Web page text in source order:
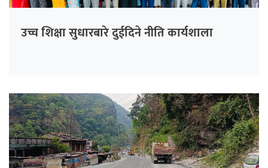
उच्च शिक्षा सुधारबारे दुईदिने नीति कार्यशाला